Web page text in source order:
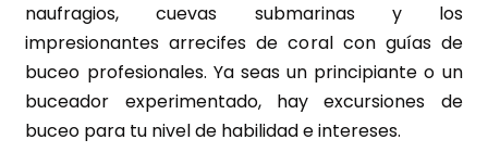
naufragios, cuevas submarinas y los
impresionantes arrecifes de coral con guías de
buceo profesionales. Ya seas un principiante o un
buceador experimentado, hay excursiones de
buceo para tu nivel de habilidad e intereses.